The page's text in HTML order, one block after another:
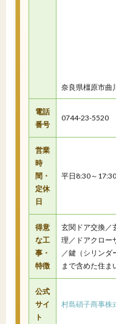
奈良県橿原市曲
電話
番号
0744-23-5520
営業
時
間・
定休
日
平日8:30～
得意
な工
事・
特徴
玄関ドア交換／
理／ドアクロー
／鍵（シリン
まで含めた住ま
公式
サイ
ト
村島硝子商事株